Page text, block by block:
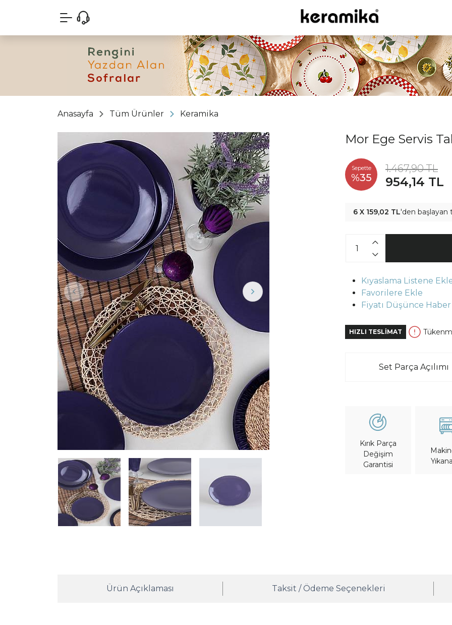
Anasayfa Tüm Ürünler Keramika
Mor Ege Servis
Sepette
%35
1.467,90 TL
954,14 TL
6 X 159,02 TL'den
Kıyaslama Listene
Favorilere Ekle
Fiyatı Düşünce Haber
HIZLI TESLİMAT
Set Parça Açılımı
Kırık Parça
Değişim
Garantisi
Ürün Açıklaması Taksit / Ödeme Seçenekleri